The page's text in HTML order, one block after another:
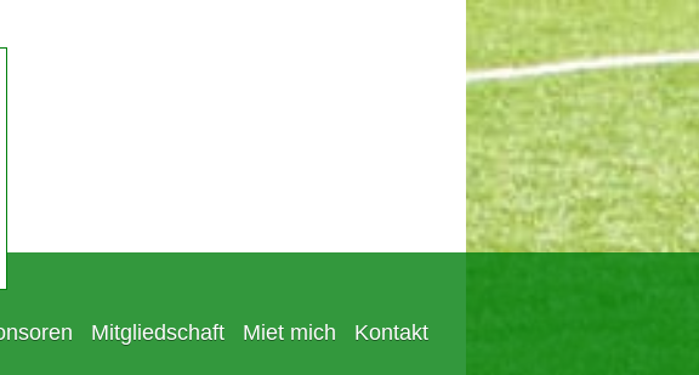
Mitgliedschaft Miet mich Kontakt